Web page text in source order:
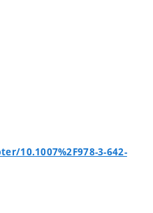
10.1007%2F978-3-642-